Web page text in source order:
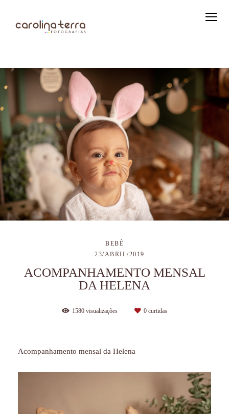
BEBÊ
23/ABRIL/2019
ACOMPANHAMENTO MENSAL
DA HELENA
1580 visualizações 0 curtidas
Acompanhamento mensal da Helena